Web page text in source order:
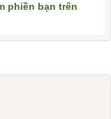
phiền bạn trên